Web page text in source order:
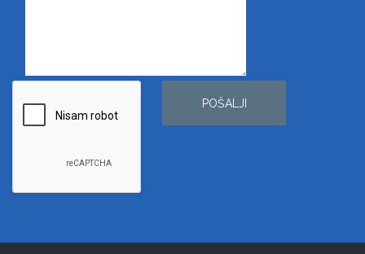
POŠALJI